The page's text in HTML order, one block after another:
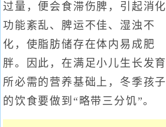
过量，便会食滞伤脾，引起消化
功能紊乱、脾运不佳、湿浊不
化，使脂肪储存在体内易成肥
胖。因此，在满足小儿生长发育
所必需的营养基础上，冬季孩子
的饮食要做到“略带三分饥”。